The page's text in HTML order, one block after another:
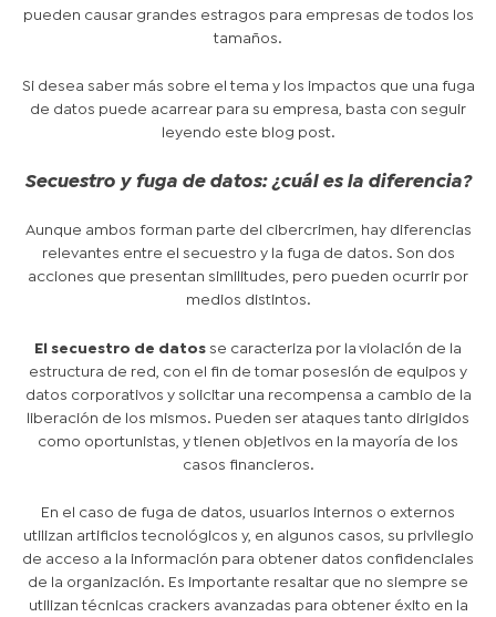
pueden causar grandes estragos para empresas de todos los
tamaños.
Si desea saber más sobre el tema y los impactos que una fuga
de datos puede acarrear para su empresa, basta con seguir
leyendo este blog post.
Secuestro y fuga de datos: ¿cuál es la diferencia?
Aunque ambos forman parte del cibercrimen, hay diferencias
relevantes entre el secuestro y la fuga de datos. Son dos
acciones que presentan similitudes, pero pueden ocurrir por
medios distintos.
El secuestro de datos se caracteriza por la violación de la
estructura de red, con el fin de tomar posesión de equipos y
datos corporativos y solicitar una recompensa a cambio de la
liberación de los mismos. Pueden ser ataques tanto dirigidos
como oportunistas, y tienen objetivos en la mayoría de los
casos financieros.
En el caso de fuga de datos, usuarios internos o externos
utilizan artificios tecnológicos y, en algunos casos, su privilegio
de acceso a la información para obtener datos confidenciales
de la organización. Es importante resaltar que no siempre se
utilizan técnicas crackers avanzadas para obtener éxito en la